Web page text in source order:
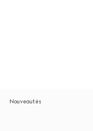
Nouveautés